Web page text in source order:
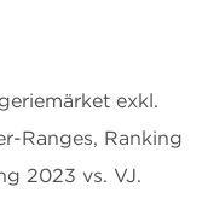
exkl.
Ranges, Ranking
2023 vs. VJ.